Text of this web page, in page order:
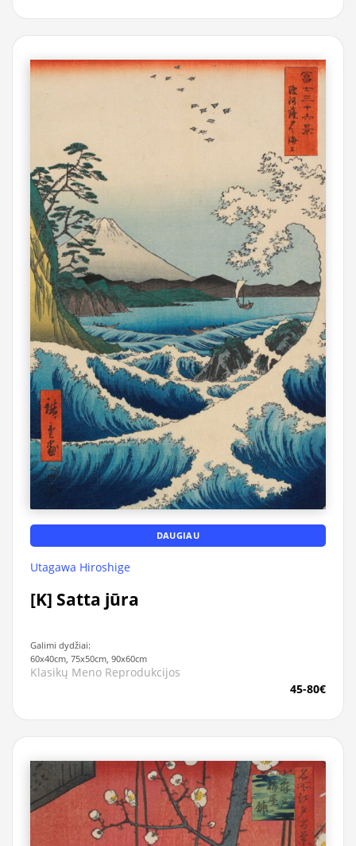
DAUGIAU
Utagawa Hiroshige
[K] Satta jūra
Galimi dydžiai:
60x40cm, 75x50cm, 90x60cm
Klasikų Meno Reprodukcijos
45-80€